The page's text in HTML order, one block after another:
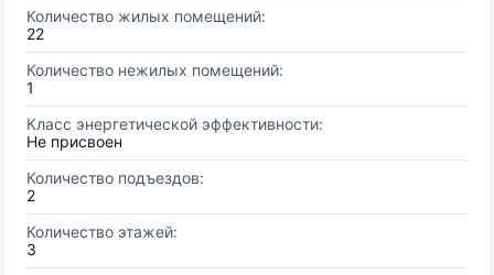
Количество жилых помещений:
22
Количество нежилых помещений:
1
Класс энергетической эффективности:
Не присвоен
Количество подъездов:
2
Количество этажей:
3